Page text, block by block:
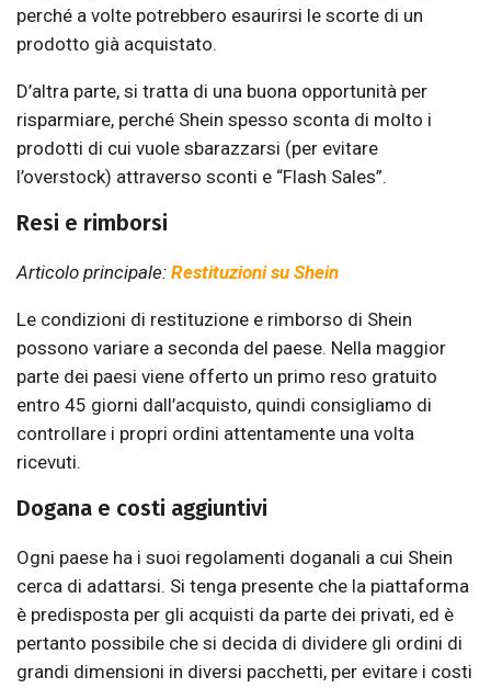
perché a volte potrebbero esaurirsi le scorte di un
prodotto già acquistato.
D’altra parte, si tratta di una buona opportunità per
risparmiare, perché Shein spesso sconta di molto i
prodotti di cui vuole sbarazzarsi (per evitare
l’overstock) attraverso sconti e “Flash Sales”.
Resi e rimborsi
Articolo principale: Restituzioni su Shein
Le condizioni di restituzione e rimborso di Shein
possono variare a seconda del paese. Nella maggior
parte dei paesi viene offerto un primo reso gratuito
entro 45 giorni dall’acquisto, quindi consigliamo di
controllare i propri ordini attentamente una volta
ricevuti.
Dogana e costi aggiuntivi
Ogni paese ha i suoi regolamenti doganali a cui Shein
cerca di adattarsi. Si tenga presente che la piattaforma
è predisposta per gli acquisti da parte dei privati, ed è
pertanto possibile che si decida di dividere gli ordini di
grandi dimensioni in diversi pacchetti, per evitare i costi